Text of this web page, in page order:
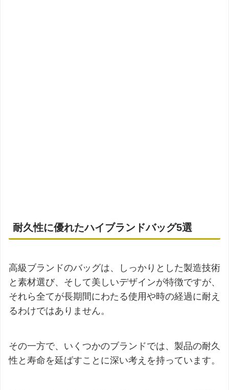
耐久性に優れたハイブランドバッグ5選
高級ブランドのバッグは、しっかりとした製造技術
と素材選び、そして美しいデザインが特徴ですが、
それら全てが長期間にわたる使用や時の経過に耐え
るわけではありません。
その一方で、いくつかのブランドでは、製品の耐久
性と寿命を延ばすことに深い考えを持っています。